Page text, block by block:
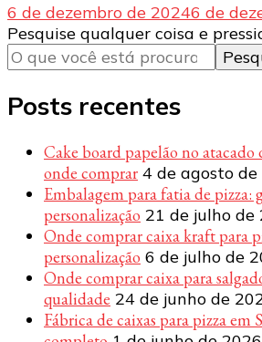
6 de dezembro de 20246 de
Procurando
algo?
Pesquise qualquer coisa e
Posts recentes
Cake board papelão no
onde comprar 4 de agosto de
Embalagem para fatia de pizza:
personalização 21 de julho de
Onde comprar caixa kraft para
personalização 6 de julho de
Onde comprar caixa para
qualidade 24 de junho de
Fábrica de caixas para pizza em